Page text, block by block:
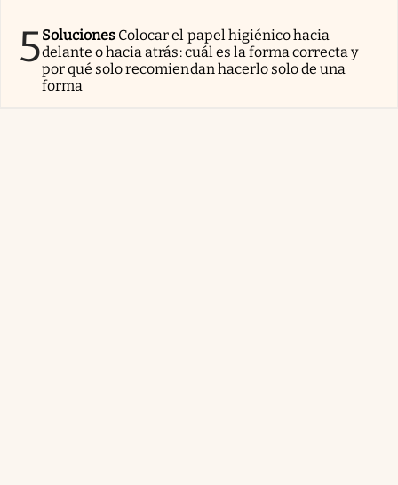
5Soluciones Colocar el papel higiénico hacia
delante o hacia atrás: cuál es la forma correcta y
por qué solo recomiendan hacerlo solo de una
forma